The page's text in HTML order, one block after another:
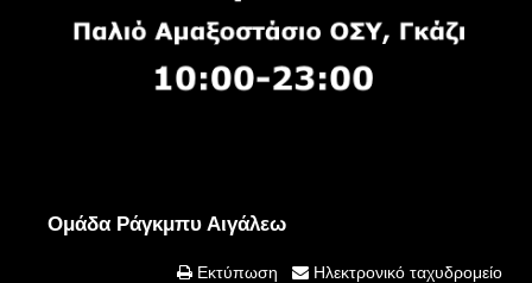
Ομάδα Ράγκμπυ Αιγάλεω
Εκτύπωση Ηλεκτρονικό ταχυδρομείο